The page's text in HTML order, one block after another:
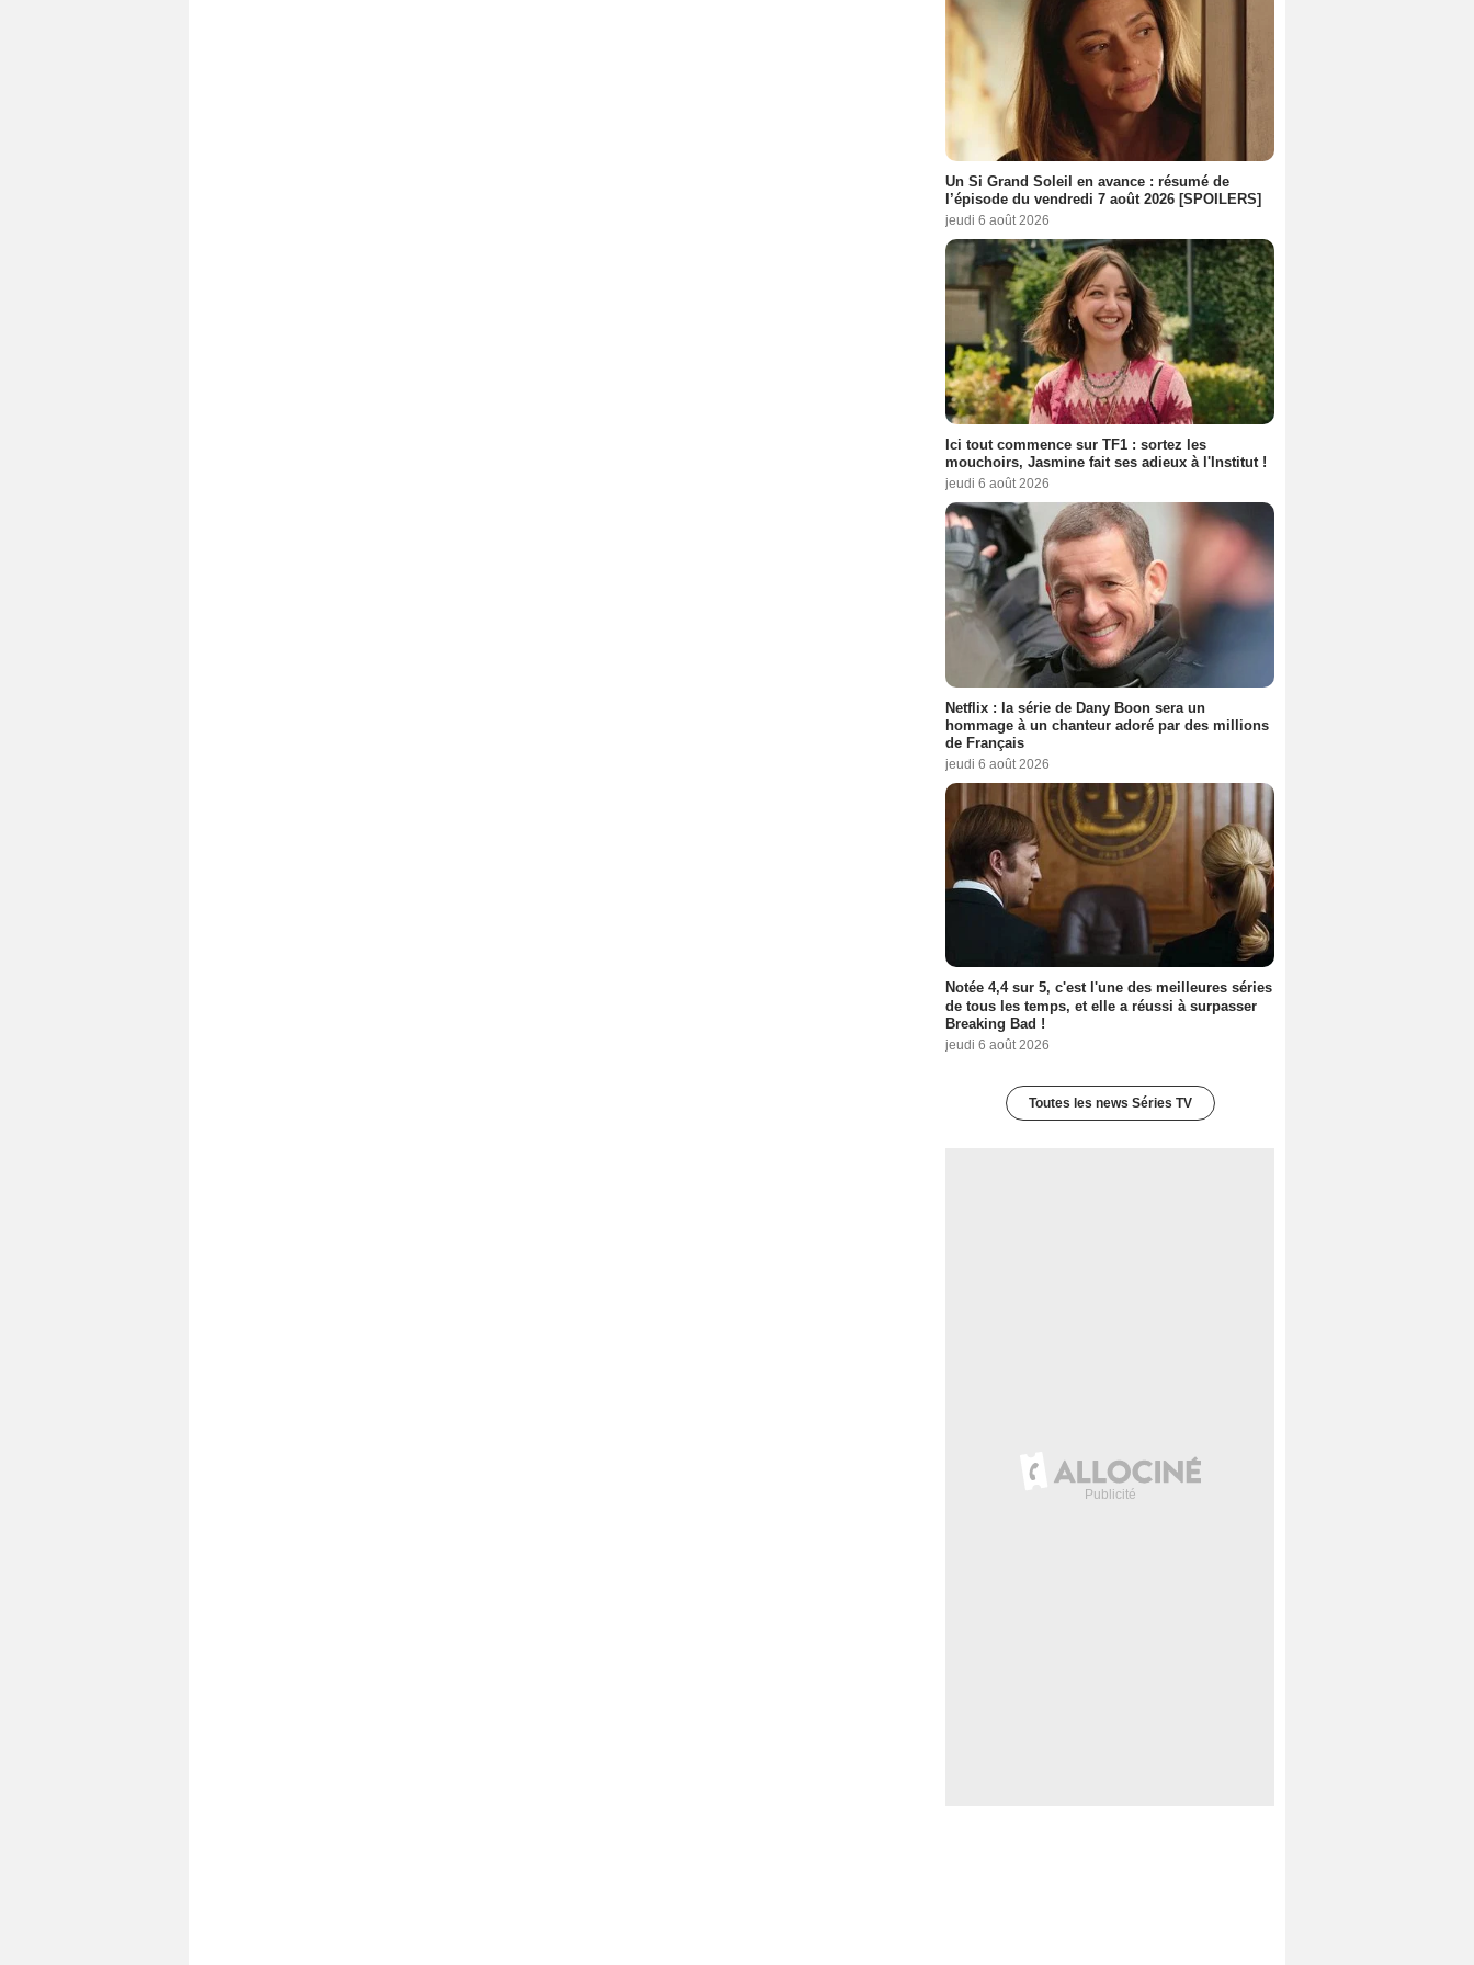
Un Si Grand Soleil en avance : résumé de
l’épisode du vendredi 7 août 2026 [SPOILERS]
jeudi 6 août 2026
Ici tout commence sur TF1 : sortez les
mouchoirs, Jasmine fait ses adieux à l'Institut !
jeudi 6 août 2026
Netflix : la série de Dany Boon sera un
hommage à un chanteur adoré par des millions
de Français
jeudi 6 août 2026
Notée 4,4 sur 5, c'est l'une des meilleures séries
de tous les temps, et elle a réussi à surpasser
Breaking Bad !
jeudi 6 août 2026
Toutes les news Séries TV